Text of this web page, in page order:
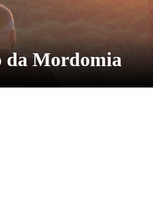
da Mordomia